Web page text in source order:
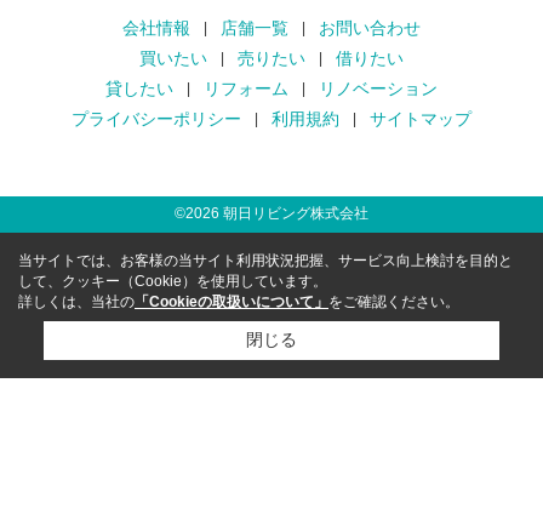
会社情報 店舗一覧
お問い合わせ
買いたい
売りたい
借りたい
貸したい
リフォーム
リノベーション
プライバシーポリシー
利用規約 サイトマップ
©2026 朝日リビング株式会社
当サイトでは、お客様の当サイト利用状況把握、サービス向上検討を目的と
して、クッキー（Cookie）を使用しています。
詳しくは、当社の 「Cookieの取扱いについて」 をご確認ください。
閉じる